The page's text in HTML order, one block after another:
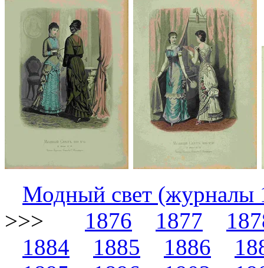
Модный свет (журналы
>>> 1876 1877
1884
1885 1886